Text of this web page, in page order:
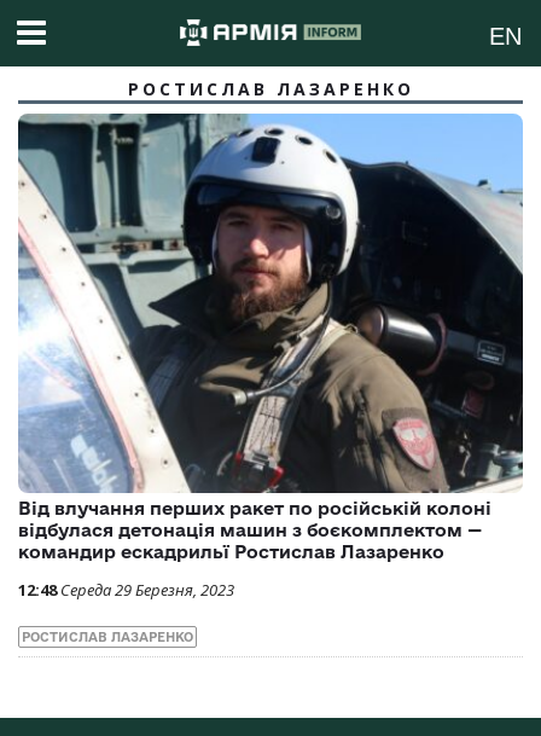
EN
РОСТИСЛАВ ЛАЗАРЕНКО
Від влучання перших ракет по російській колоні
відбулася детонація машин з боєкомплектом —
командир ескадрильї Ростислав Лазаренко
12:48 Середа 29 Березня, 2023
РОСТИСЛАВ ЛАЗАРЕНКО